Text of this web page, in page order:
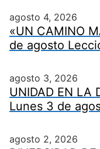
agosto 4, 2026
«UN CAMINO
de agosto
agosto 3, 2026
UNIDAD EN LA
Lunes 3 de
agosto 2, 2026